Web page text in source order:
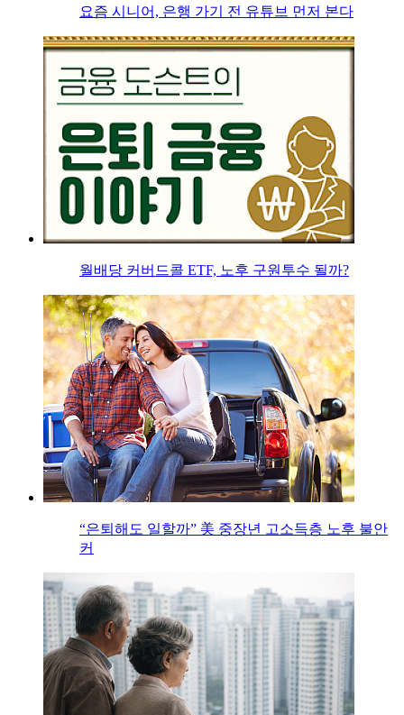
요즘 시니어, 은행 가기 전 유튜브 먼저 본다
월배당 커버드콜 ETF, 노후 구원투수 될까?
“은퇴해도 일할까” 美 중장년 고소득층 노후 불안
커